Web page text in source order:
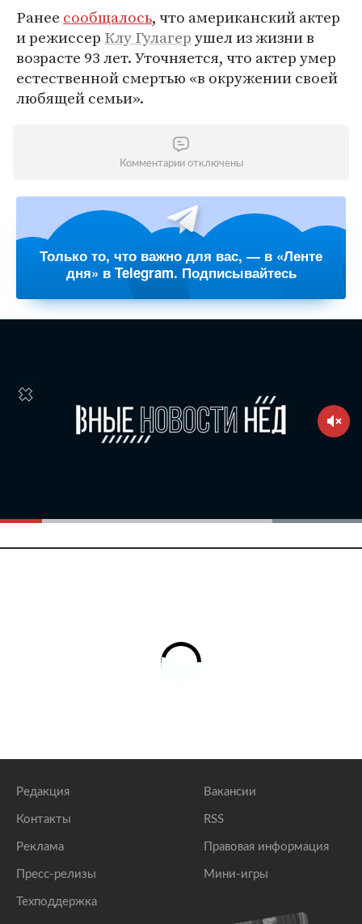
Ранее сообщалось, что американский актер
и режиссер Клу Гулагерушел из жизни в
возрасте 93 лет. Уточняется, что актер умер
естественной смертью «в окружении своей
любящей семьи».
Комментарии отключены
Только то, что важно для вас, — в «Ленте
дня» в Telegram. Подписывайтесь
Редакция
Контакты
Реклама
Пресс-релизы
Техподдержка
Вакансии
RSS
Правовая информация
Мини-игры